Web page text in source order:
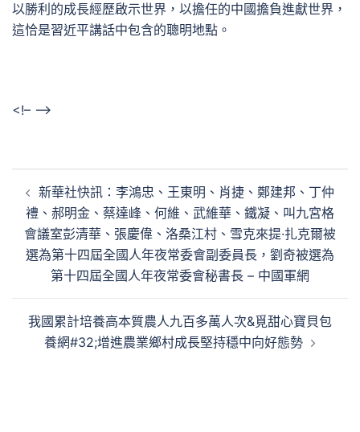
以勝利的成長經歷啟示世界，以擔任的中國擔負進獻世界，
這恰是習近平講話中包含的聰明地點。
<!– –>
章
導
覽
新華社快訊：李鴻忠、王東明、肖捷、鄭建邦、丁仲
禮、郝明金、蔡達峰、何維、武維華、鐵凝、叫九宮格
會議室彭清華、張慶偉、洛桑江村、雪克來提·扎克爾被
選為第十四屆全國人年夜常委會副委員長，劉奇被選為
第十四屆全國人年夜常委會秘書長 – 中國軍網
我國累計培養高本質農人九百多萬人次&覓甜心寶貝包
養網#32;增進農業鄉村成長堅持穩中向好態勢